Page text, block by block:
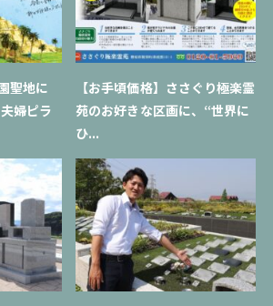
聖地に
婦ピラ
【お手頃価格】ささぐり極楽霊
苑のお好きな区画に、“世界に
ひ...